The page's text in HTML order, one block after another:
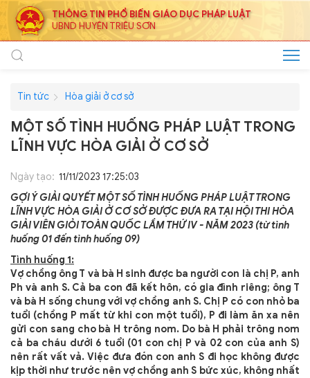
THÔNG TIN PHỔ BIẾN GIÁO DỤC PHÁP LUẬT
UBND HUYỆN TRIỆU SƠN
Tin tức Hòa giải ở cơ sở
MỘT SỐ TÌNH HUỐNG PHÁP LUẬT TRONG
LĨNH VỰC HÒA GIẢI Ở CƠ SỞ
Ngày tạo: 11/11/2023 17:25:03
GỢI Ý GIẢI QUYẾT MỘT SỐ TÌNH HUỐNG PHÁP LUẬT TRONG
LĨNH VỰC HÒA GIẢI Ở CƠ SỞ ĐƯỢC ĐƯA RA TẠI HỘI THI HÒA
GIẢI VIÊN GIỎI TOÀN QUỐC LẦM THỨ IV - NĂM 2023 (từ tình
huống 01 đến tình huống 09)
Tình huống 1:
Vợ chồng ông T và bà H sinh được ba người con là chị P, anh
Ph và anh S. Cả ba con đã kết hôn, có gia đình riêng; ông T
và bà H sống chung với vợ chồng anh S. Chị P có con nhỏ ba
tuổi (chồng P mất từ khi con một tuổi), P đi làm ăn xa nên
gửi con sang cho bà H trông nom. Do bà H phải trông nom
cả ba cháu dưới 6 tuổi (01 con chị P và 02 con của anh S)
nên rất vất vả. Việc đưa đón con anh S đi học không được
kịp thời như trước nên vợ chồng anh S bức xúc, không nhất